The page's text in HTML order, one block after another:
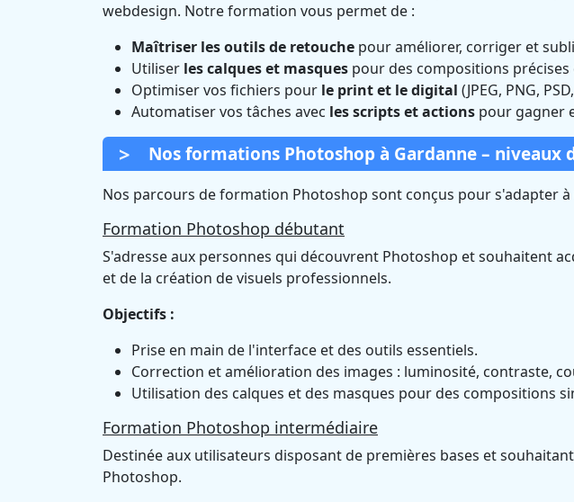
webdesign. Notre formation vous permet de :
Maîtriser les outils de retouche pour améliorer, corriger et
Utiliser les calques et masques pour des compositions
Optimiser vos fichiers pour le print et le digital (JPEG, PNG,
Automatiser vos tâches avec les scripts et actions pour gagner
Nos formations Photoshop à Gardanne – niveaux
Nos parcours de formation Photoshop sont conçus pour s'adapter
Formation Photoshop débutant
S'adresse aux personnes qui découvrent Photoshop et souhaitent
et de la création de visuels professionnels.
Objectifs :
Prise en main de l'interface et des outils essentiels.
Correction et amélioration des images : luminosité, contraste,
Utilisation des calques et des masques pour des compositions
Formation Photoshop intermédiaire
Destinée aux utilisateurs disposant de premières bases et
Photoshop.